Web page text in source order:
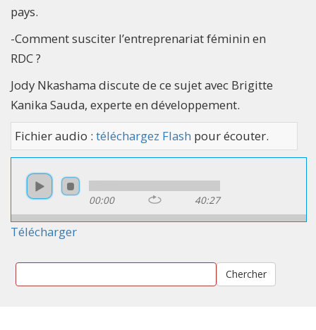
pays.
-Comment susciter l’entreprenariat féminin en
RDC ?
Jody Nkashama discute de ce sujet avec Brigitte
Kanika Sauda, experte en développement.
Fichier audio : téléchargez Flash pour écouter.
00:00 40:27
Télécharger
Chercher